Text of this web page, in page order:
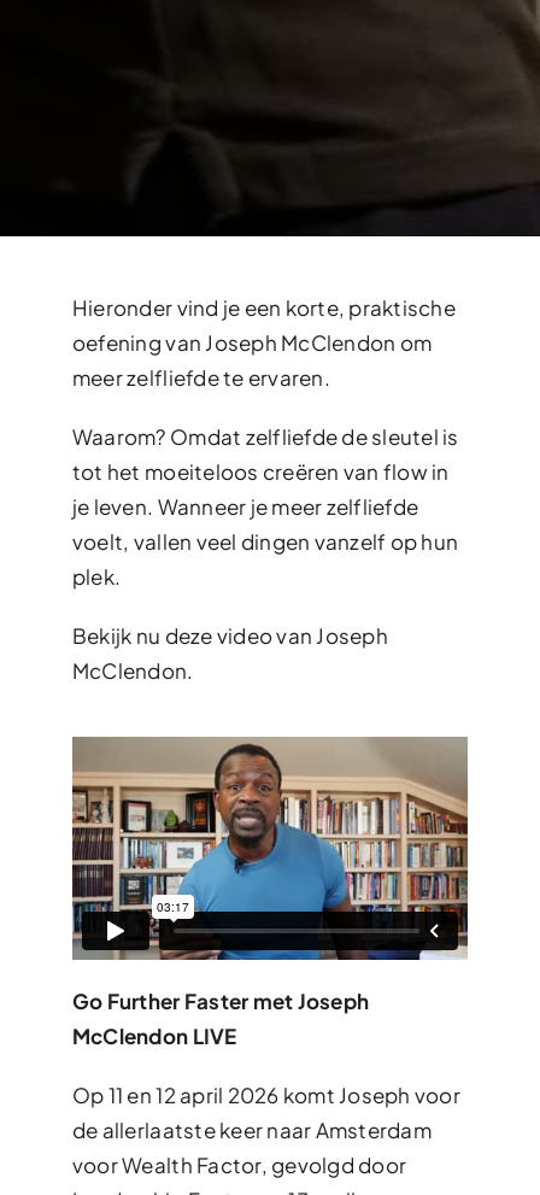
Hieronder vind je een korte, praktische
oefening van Joseph McClendon om
meer zelfliefde te ervaren.
Waarom? Omdat zelfliefde de sleutel is
tot het moeiteloos creëren van flow in
je leven. Wanneer je meer zelfliefde
voelt, vallen veel dingen vanzelf op hun
plek.
Bekijk nu deze video van Joseph
McClendon.
Go Further Faster met Joseph
McClendon LIVE
Op 11 en 12 april 2026 komt Joseph voor
de allerlaatste keer naar Amsterdam
voor Wealth Factor, gevolgd door